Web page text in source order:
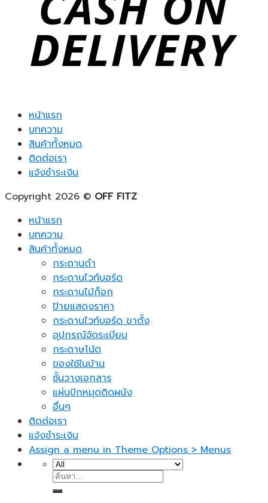
หน้าแรก
บทความ
สินค้าทั้งหมด
ติดต่อเรา
แจ้งชำระเงิน
Copyright 2026 © OFF FITZ
หน้าแรก
บทความ
สินค้าทั้งหมด
กระดานดำ
กระดานไวท์บอร์ด
กระดานไม้ก็อก
ป้ายแสดงราคา
กระดานไวท์บอร์ด ขาตั้ง
อุปกรณ์จัดระเบียบ
กระดาษโน้ต
ของใช้ในบ้าน
ชั้นวางเอกสาร
แผ่นปักหมุดติดผนัง
อื่นๆ
ติดต่อเรา
แจ้งชำระเงิน
Assign a menu in Theme Options > Menus
ค้นหา: